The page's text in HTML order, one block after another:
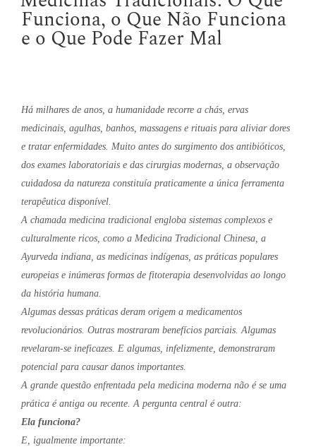
Funciona, o Que Não Funciona
e o Que Pode Fazer Mal
Há milhares de anos, a humanidade recorre a chás, ervas
medicinais, agulhas, banhos, massagens e rituais para aliviar dores
e tratar enfermidades. Muito antes do surgimento dos antibióticos,
dos exames laboratoriais e das cirurgias modernas, a observação
cuidadosa da natureza constituía praticamente a única ferramenta
terapêutica disponível.
A chamada medicina tradicional engloba sistemas complexos e
culturalmente ricos, como a Medicina Tradicional Chinesa, a
Ayurveda indiana, as medicinas indígenas, as práticas populares
europeias e inúmeras formas de fitoterapia desenvolvidas ao longo
da história humana.
Algumas dessas práticas deram origem a medicamentos
revolucionários. Outras mostraram benefícios parciais. Algumas
revelaram-se ineficazes. E algumas, infelizmente, demonstraram
potencial para causar danos importantes.
A grande questão enfrentada pela medicina moderna não é se uma
prática é antiga ou recente. A pergunta central é outra:
Ela funciona?
E, igualmente importante: